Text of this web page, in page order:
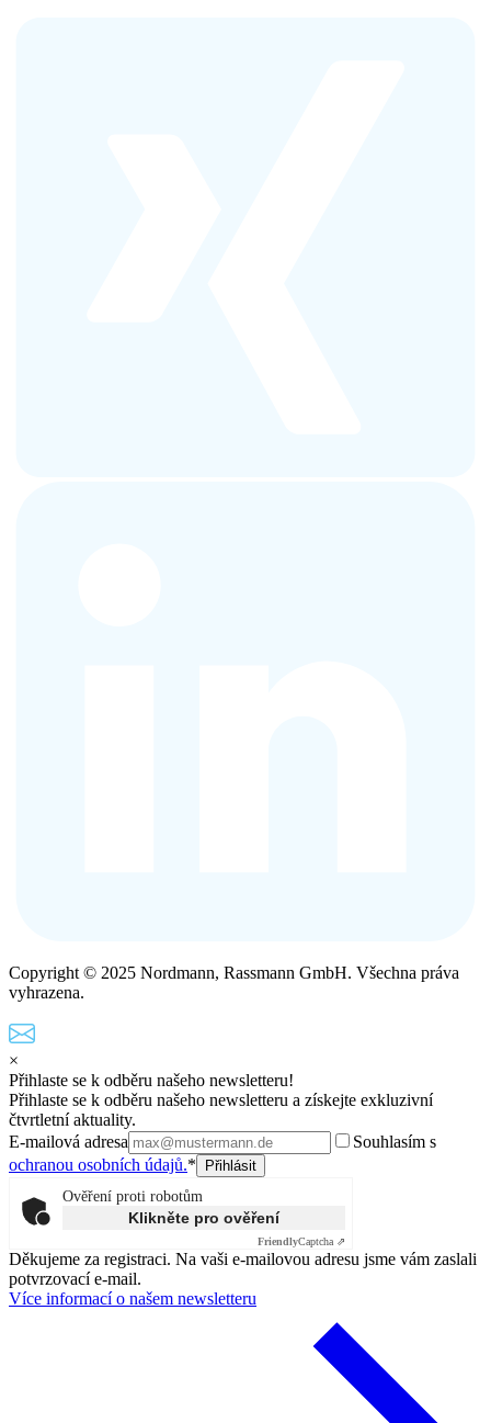
Copyright © 2025 Nordmann, Rassmann GmbH. Všechna práva
vyhrazena.
×
Přihlaste se k odběru našeho newsletteru!
Přihlaste se k odběru našeho newsletteru a získejte exkluzivní
čtvrtletní aktuality.
E-mailová adresa
Souhlasím s
ochranou osobních údajů.*
Ověření proti robotům
Klikněte pro ověření
FriendlyCaptcha ⇗
Děkujeme za registraci. Na vaši e-mailovou adresu jsme vám zaslali
potvrzovací e-mail.
Více informací o našem newsletteru